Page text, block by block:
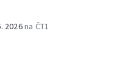
2026na ČT1